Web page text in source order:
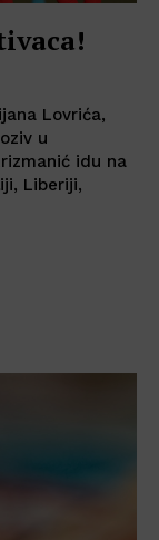
Lovrića,
u
idu na
Liberiji,